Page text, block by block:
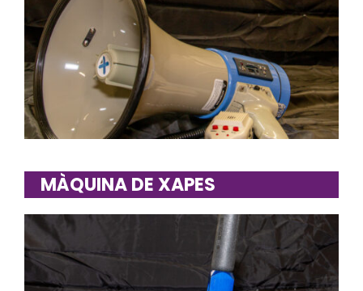
MÀQUINA DE XAPES